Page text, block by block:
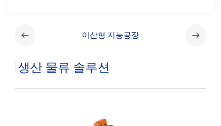
이산형 지능공장 연속
생산 물류 솔루션